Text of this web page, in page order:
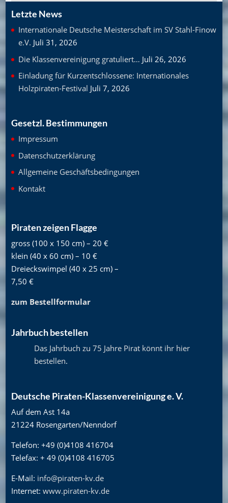
Letzte News
Internationale Deutsche Meisterschaft im SV Stahl-Finow
e.V. Juli 31, 2026
Die Klassenvereinigung gratuliert… Juli 26, 2026
Einladung für Kurzentschlossene: Internationales
Holzpiraten-Festival Juli 7, 2026
Gesetzl. Bestimmungen
Impressum
Datenschutzerklärung
Allgemeine Geschäftsbedingungen
Kontakt
Piraten zeigen Flagge
gross (100 x 150 cm) – 20 €
klein (40 x 60 cm) – 10 €
Dreieckswimpel (40 x 25 cm) –
7,50 €
zum Bestellformular
Jahrbuch bestellen
Das Jahrbuch zu 75 Jahre Pirat könnt ihr hier
bestellen.
Deutsche Piraten-Klassenvereinigung e. V.
Auf dem Ast 14a
21224 Rosengarten/Nenndorf
Telefon: +49 (0)4108 416704
Telefax: + 49 (0)4108 416705
E-Mail: info@piraten-kv.de
Internet: www.piraten-kv.de